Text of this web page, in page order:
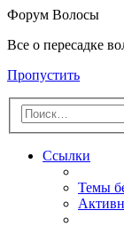
Форум Волосы
Все о пересадке
Пропустить
Ссылки
Темы